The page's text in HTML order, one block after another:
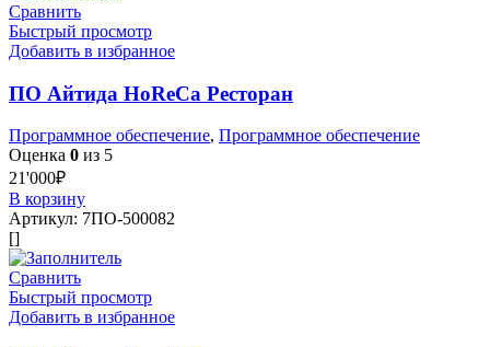
Сравнить
Быстрый просмотр
Добавить в избранное
ПО Айтида HoReCa Ресторан
Программное обеспечение, Программное обеспечение
Оценка 0 из 5
21'000₽
В корзину
Артикул: 7ПО-500082
[]
Сравнить
Быстрый просмотр
Добавить в избранное